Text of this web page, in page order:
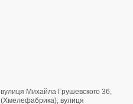
вулиця Михайла Грушевского 36,
(Хмелефабрика); вулиця